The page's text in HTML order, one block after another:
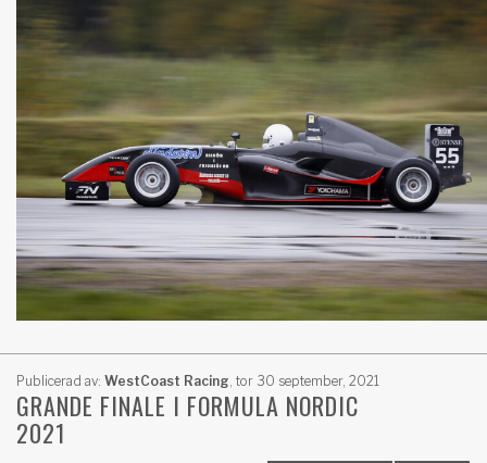
Publicerad av: WestCoast Racing, tor 30 september, 2021
GRANDE FINALE I FORMULA NORDIC
2021